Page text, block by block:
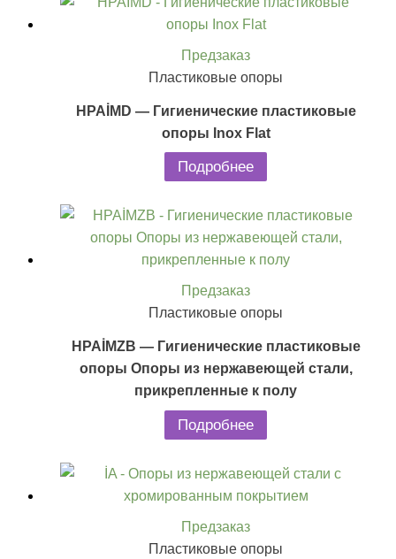
Предзаказ
Пластиковые опоры
HPAİMD — Гигиенические пластиковые
опоры Inox Flat
Подробнее
Предзаказ
Пластиковые опоры
HPAİMZB — Гигиенические пластиковые
опоры Опоры из нержавеющей стали,
прикрепленные к полу
Подробнее
Предзаказ
Пластиковые опоры